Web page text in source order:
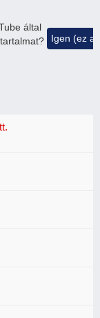
által
Igen (ez